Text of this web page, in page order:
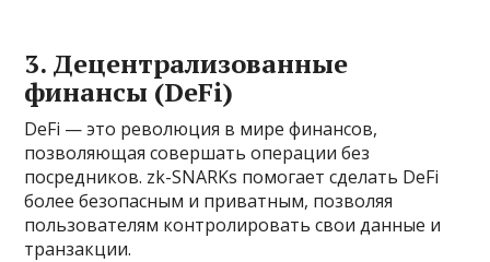
3. Децентрализованные
финансы (DeFi)
DeFi — это революция в мире финансов,
позволяющая совершать операции без
посредников. zk-SNARKs помогает сделать DeFi
более безопасным и приватным, позволяя
пользователям контролировать свои данные и
транзакции.